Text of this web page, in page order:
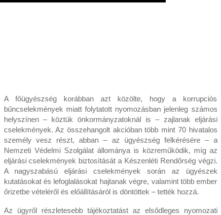
A főügyészség korábban azt közölte, hogy a korrupciós
bűncselekmények miatt folytatott nyomozásban jelenleg számos
helyszínen – köztük önkormányzatoknál is – zajlanak eljárási
cselekmények. Az összehangolt akcióban több mint 70 hivatalos
személy vesz részt, abban – az ügyészség felkérésére – a
Nemzeti Védelmi Szolgálat állománya is közreműködik, míg az
eljárási cselekmények biztosítását a Készenléti Rendőrség végzi.
A nagyszabású eljárási cselekmények során az ügyészek
kutatásokat és lefoglalásokat hajtanak végre, valamint több ember
őrizetbe vételéről és előállításáról is döntöttek – tették hozzá.
Az ügyről részletesebb tájékoztatást az elsődleges nyomozati